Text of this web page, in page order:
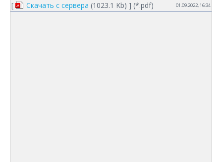
[
Скачать с сервера (1023.1 Kb) ] (*.pdf) 01.09.2022, 16:34